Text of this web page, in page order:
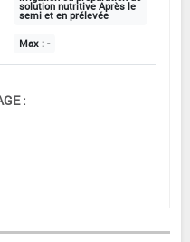
solution nutritive Après le
semi et en prélevée
Max : -
: